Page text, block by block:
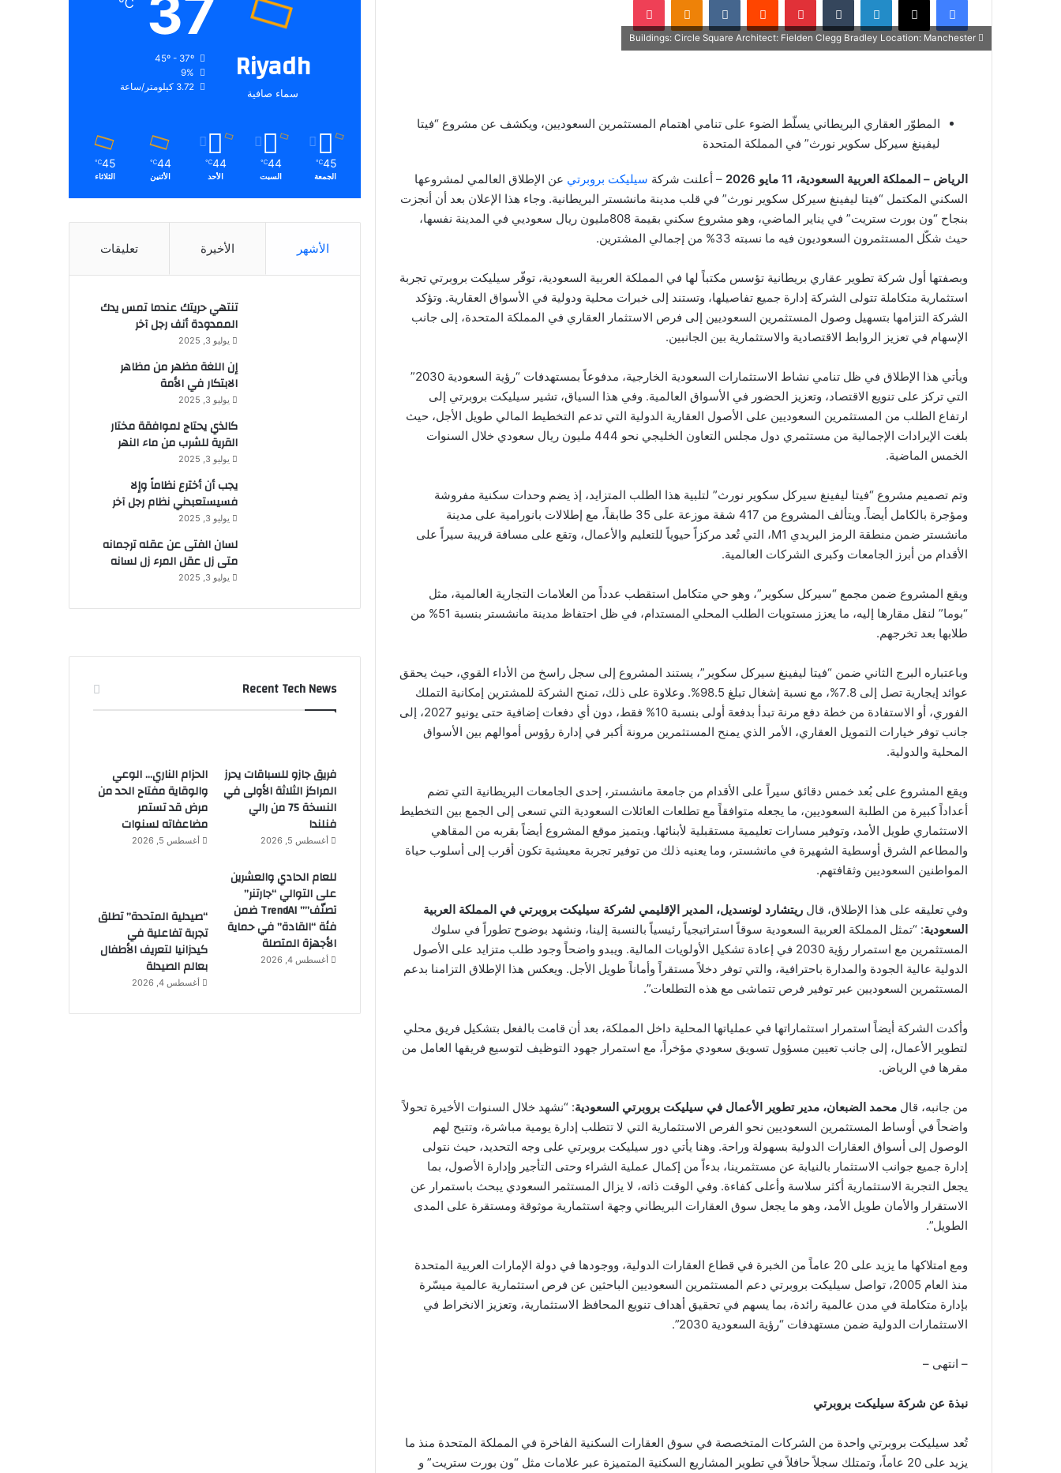
س
ل
ا
ك
ت
ر
و
ي
المطوّر العقاري البريطاني يسلّط الضوء على تنامي اهتمام المستثمرين السعوديين، ويكشف عن مشروع “فيتا
ليفينغ سيركل سكوير نورث” في المملكة المتحدة
الرياض – المملكة العربية السعودية، 11 مايو 2026 – أعلنت شركة سيليكت بروبرتي عن الإطلاق العالمي لمشروعها
السكني المكتمل “فيتا ليفينغ سيركل سكوير نورث” في قلب مدينة مانشستر البريطانية. وجاء هذا الإعلان بعد أن أنجزت
بنجاح “ون بورت ستريت” في يناير الماضي، وهو مشروع سكني بقيمة 808مليون ريال سعوديي في المدينة نفسها،
حيث شكّل المستثمرون السعوديون فيه ما نسبته 33% من إجمالي المشترين.
وبصفتها أول شركة تطوير عقاري بريطانية تؤسس مكتباً لها في المملكة العربية السعودية، توفّر سيليكت بروبرتي تجربة
استثمارية متكاملة تتولى الشركة إدارة جميع تفاصيلها، وتستند إلى خبرات محلية ودولية في الأسواق العقارية. وتؤكد
الشركة التزامها بتسهيل وصول المستثمرين السعوديين إلى فرص الاستثمار العقاري في المملكة المتحدة، إلى جانب
الإسهام في تعزيز الروابط الاقتصادية والاستثمارية بين الجانبين.
ويأتي هذا الإطلاق في ظل تنامي نشاط الاستثمارات السعودية الخارجية، مدفوعاً بمستهدفات “رؤية السعودية 2030”
التي تركز على تنويع الاقتصاد، وتعزيز الحضور في الأسواق العالمية. وفي هذا السياق، تشير سيليكت بروبرتي إلى
ارتفاع الطلب من المستثمرين السعوديين على الأصول العقارية الدولية التي تدعم التخطيط المالي طويل الأجل، حيث
بلغت الإيرادات الإجمالية من مستثمري دول مجلس التعاون الخليجي نحو 444 مليون ريال سعودي خلال السنوات
الخمس الماضية.
وتم تصميم مشروع “فيتا ليفينغ سيركل سكوير نورث” لتلبية هذا الطلب المتزايد، إذ يضم وحدات سكنية مفروشة
ومؤجرة بالكامل أيضاً. ويتألف المشروع من 417 شقة موزعة على 35 طابقاً، مع إطلالات بانورامية على مدينة
مانشستر ضمن منطقة الرمز البريدي M1، التي تُعد مركزاً حيوياً للتعليم والأعمال، وتقع على مسافة قريبة سيراً على
الأقدام من أبرز الجامعات وكبرى الشركات العالمية.
ويقع المشروع ضمن مجمع “سيركل سكوير”، وهو حي متكامل استقطب عدداً من العلامات التجارية العالمية، مثل
“بوما” لنقل مقارها إليه، ما يعزز مستويات الطلب المحلي المستدام، في ظل احتفاظ مدينة مانشستر بنسبة 51% من
طلابها بعد تخرجهم.
وباعتباره البرج الثاني ضمن “فيتا ليفينغ سيركل سكوير”، يستند المشروع إلى سجل راسخ من الأداء القوي، حيث يحقق
عوائد إيجارية تصل إلى 7.8%، مع نسبة إشغال تبلغ 98.5%. وعلاوة على ذلك، تمنح الشركة للمشترين إمكانية التملك
الفوري، أو الاستفادة من خطة دفع مرنة تبدأ بدفعة أولى بنسبة 10% فقط، دون أي دفعات إضافية حتى يونيو 2027، إلى
جانب توفر خيارات التمويل العقاري، الأمر الذي يمنح المستثمرين مرونة أكبر في إدارة رؤوس أموالهم بين الأسواق
المحلية والدولية.
ويقع المشروع على بُعد خمس دقائق سيراً على الأقدام من جامعة مانشستر، إحدى الجامعات البريطانية التي تضم
أعداداً كبيرة من الطلبة السعوديين، ما يجعله متوافقاً مع تطلعات العائلات السعودية التي تسعى إلى الجمع بين التخطيط
الاستثماري طويل الأمد، وتوفير مسارات تعليمية مستقبلية لأبنائها. ويتميز موقع المشروع أيضاً بقربه من المقاهي
والمطاعم الشرق أوسطية الشهيرة في مانشستر، وما يعنيه ذلك من توفير تجربة معيشية تكون أقرب إلى أسلوب حياة
المواطنين السعوديين وثقافتهم.
وفي تعليقه على هذا الإطلاق، قال ريتشارد لونسديل، المدير الإقليمي لشركة سيليكت بروبرتي في المملكة العربية
السعودية: “تمثل المملكة العربية السعودية سوقاً استراتيجياً رئيسياً بالنسبة إلينا، ونشهد بوضوح تطوراً في سلوك
المستثمرين مع استمرار رؤية 2030 في إعادة تشكيل الأولويات المالية. ويبدو واضحاً وجود طلب متزايد على الأصول
الدولية عالية الجودة والمدارة باحترافية، والتي توفر دخلاً مستقراً وأماناً طويل الأجل. ويعكس هذا الإطلاق التزامنا بدعم
المستثمرين السعوديين عبر توفير فرص تتماشى مع هذه التطلعات”.
وأكدت الشركة أيضاً استمرار استثماراتها في عملياتها المحلية داخل المملكة، بعد أن قامت بالفعل بتشكيل فريق محلي
لتطوير الأعمال، إلى جانب تعيين مسؤول تسويق سعودي مؤخراً، مع استمرار جهود التوظيف لتوسيع فريقها العامل من
مقرها في الرياض.
من جانبه، قال محمد الضبعان، مدير تطوير الأعمال في سيليكت بروبرتي السعودية: “نشهد خلال السنوات الأخيرة تحولاً
واضحاً في أوساط المستثمرين السعوديين نحو الفرص الاستثمارية التي لا تتطلب إدارة يومية مباشرة، وتتيح لهم
الوصول إلى أسواق العقارات الدولية بسهولة وراحة. وهنا يأتي دور سيليكت بروبرتي على وجه التحديد، حيث نتولى
إدارة جميع جوانب الاستثمار بالنيابة عن مستثمرينا، بدءاً من إكمال عملية الشراء وحتى التأجير وإدارة الأصول، بما
يجعل التجربة الاستثمارية أكثر سلاسة وأعلى كفاءة. وفي الوقت ذاته، لا يزال المستثمر السعودي يبحث باستمرار عن
الاستقرار والأمان طويل الأمد، وهو ما يجعل سوق العقارات البريطاني وجهة استثمارية موثوقة ومستقرة على المدى
الطويل”.
ومع امتلاكها ما يزيد على 20 عاماً من الخبرة في قطاع العقارات الدولية، ووجودها في دولة الإمارات العربية المتحدة
منذ العام 2005، تواصل سيليكت بروبرتي دعم المستثمرين السعوديين الباحثين عن فرص استثمارية عالمية ميسّرة
بإدارة متكاملة في مدن عالمية رائدة، بما يسهم في تحقيق أهداف تنويع المحافظ الاستثمارية، وتعزيز الانخراط في
الاستثمارات الدولية ضمن مستهدفات “رؤية السعودية 2030”.
– انتهى –
نبذة عن شركة سيليكت بروبرتي
تُعد سيليكت بروبرتي واحدة من الشركات المتخصصة في سوق العقارات السكنية الفاخرة في المملكة المتحدة منذ ما
يزيد على 20 عاماً، وتمتلك سجلاً حافلاً في تطوير المشاريع السكنية المتميزة عبر علامات مثل “ون بورت ستريت” و
Riyadh
سماء صافية
37
℃
45º - 37º
9%
3.72 كيلومتر/ساعة
45
℃
الجمعة
44
℃
السبت
44
℃
الأحد
44
℃
الأثنين
45
℃
الثلاثاء
الأشهر الأخيرة تعليقات
تنتهي حريتك عندما تمس يدك
الممدودة أنف رجل آخر
يوليو 3, 2025
إن اللغة مظهر من مظاهر
الابتكار في الأمة
يوليو 3, 2025
كالذي يحتاج لموافقة مختار
القرية للشرب من ماء النهر
يوليو 3, 2025
يجب أن أخترع نظاماً وإلا
فسيستعبدني نظام رجل آخر
يوليو 3, 2025
لسان الفتى عن عقله ترجمانه
متى زل عقل المرء زل لسانه
يوليو 3, 2025
Recent Tech News
فريق جازو للسباقات يحرز
المراكز الثلاثة الأولى في
النسخة 75 من رالي
فنلندا
أغسطس 5, 2026
الحزام الناري… الوعي
والوقاية مفتاح الحد من
مرض قد تستمر
مضاعفاته لسنوات
أغسطس 5, 2026
للعام الحادي والعشرين
على التوالي “جارتنر”
تصنّف”” TrendAI ضمن
فئة “القادة” في حماية
الأجهزة المتصلة
أغسطس 4, 2026
“صيدلية المتحدة” تطلق
تجربة تفاعلية في
كيدزانيا لتعريف الأطفال
بعالم الصيدلة
أغسطس 4, 2026